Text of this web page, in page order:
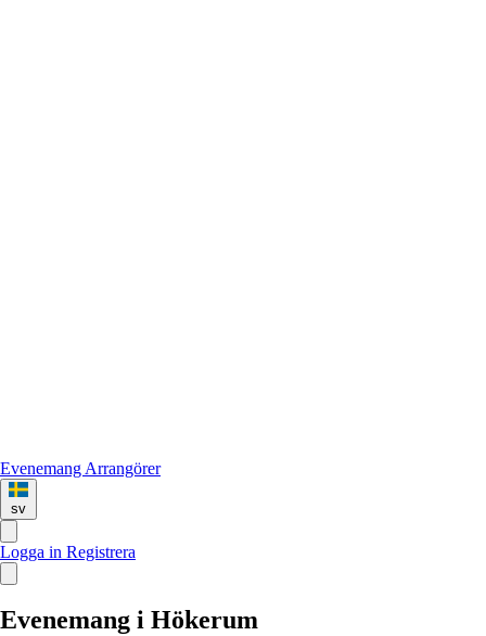
Evenemang Arrangörer
sv
Logga in Registrera
Evenemang i Hökerum